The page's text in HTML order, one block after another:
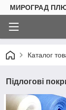
МИРОГРАД
Каталог
Підлогові